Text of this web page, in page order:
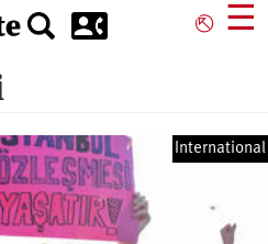
⎋ ☰
International